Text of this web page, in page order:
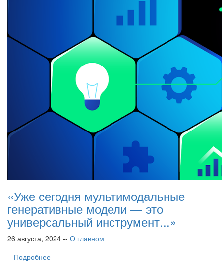
«Уже сегодня мультимодальные
генеративные модели — это
универсальный инструмент...»
26 августа, 2024 -- О главном
Подробнее